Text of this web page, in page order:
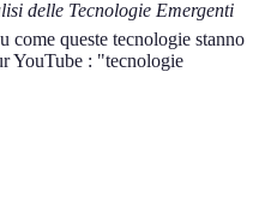
delle Tecnologie Emergenti
come queste tecnologie stanno
YouTube : "tecnologie